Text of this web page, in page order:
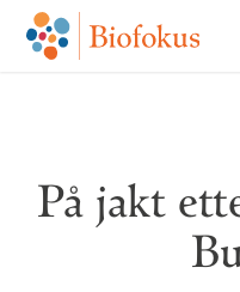
På jakt